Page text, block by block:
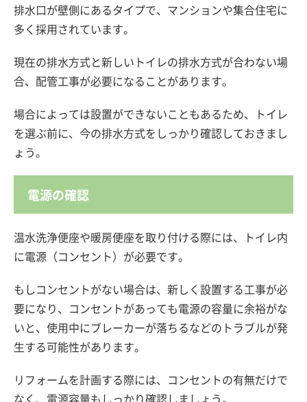
排水口が壁側にあるタイプで、マンションや集合住宅に
多く採用されています。
現在の排水方式と新しいトイレの排水方式が合わない場
合、配管工事が必要になることがあります。
場合によっては設置ができないこともあるため、トイレ
を選ぶ前に、今の排水方式をしっかり確認しておきまし
ょう。
電源の確認
温水洗浄便座や暖房便座を取り付ける際には、トイレ内
に電源（コンセント）が必要です。
もしコンセントがない場合は、新しく設置する工事が必
要になり、コンセントがあっても電源の容量に余裕がな
いと、使用中にブレーカーが落ちるなどのトラブルが発
生する可能性があります。
リフォームを計画する際には、コンセントの有無だけで
なく、電源容量もしっかり確認しましょう。